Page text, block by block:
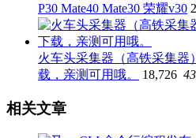
P30 Mate40 Mate30 荣耀v30
火车头采集器（高铁采集器
载，亲测可用哦。
18,726 43
相关文章